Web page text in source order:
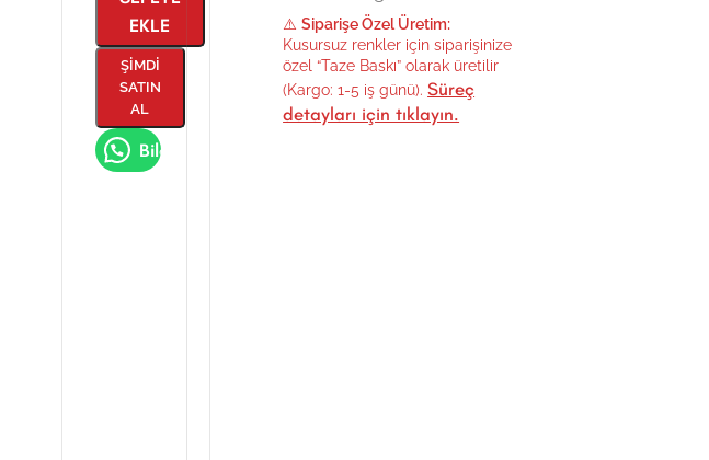
EKLE
ŞIMDI
SATIN
AL
Bilgi Al
⚠️Siparişe Özel Üretim:
Kusursuz renkler için siparişinize
özel “Taze Baskı” olarak üretilir
(Kargo: 1-5 iş günü).Süreç
detayları için tıklayın.